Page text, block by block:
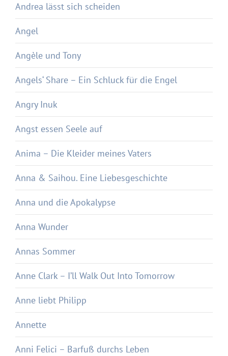
Andrea lässt sich scheiden
Angel
Angèle und Tony
Angels‘ Share – Ein Schluck für die Engel
Angry Inuk
Angst essen Seele auf
Anima – Die Kleider meines Vaters
Anna & Saihou. Eine Liebesgeschichte
Anna und die Apokalypse
Anna Wunder
Annas Sommer
Anne Clark – I’ll Walk Out Into Tomorrow
Anne liebt Philipp
Annette
Anni Felici – Barfuß durchs Leben